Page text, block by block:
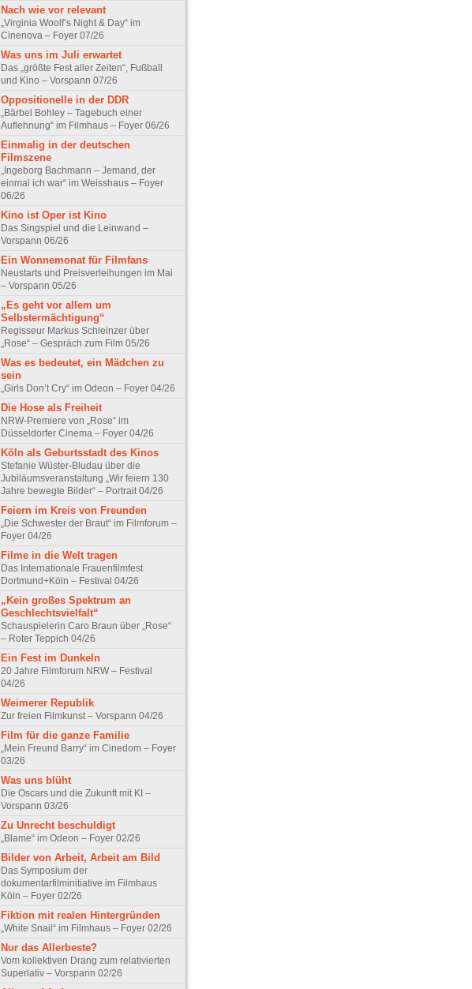
Nach wie vor relevant
„Virginia Woolf’s Night & Day“ im
Cinenova – Foyer 07/26
Was uns im Juli erwartet
Das „größte Fest aller Zeiten“, Fußball
und Kino – Vorspann 07/26
Oppositionelle in der DDR
„Bärbel Bohley – Tagebuch einer
Auflehnung“ im Filmhaus – Foyer 06/26
Einmalig in der deutschen
Filmszene
„Ingeborg Bachmann – Jemand, der
einmal ich war“ im Weisshaus – Foyer
06/26
Kino ist Oper ist Kino
Das Singspiel und die Leinwand –
Vorspann 06/26
Ein Wonnemonat für Filmfans
Neustarts und Preisverleihungen im Mai
– Vorspann 05/26
„Es geht vor allem um
Selbstermächtigung“
Regisseur Markus Schleinzer über
„Rose“ – Gespräch zum Film 05/26
Was es bedeutet, ein Mädchen zu
sein
„Girls Don’t Cry“ im Odeon – Foyer 04/26
Die Hose als Freiheit
NRW-Premiere von „Rose“ im
Düsseldorfer Cinema – Foyer 04/26
Köln als Geburtsstadt des Kinos
Stefanie Wüster-Bludau über die
Jubiläumsveranstaltung „Wir feiern 130
Jahre bewegte Bilder“ – Portrait 04/26
Feiern im Kreis von Freunden
„Die Schwester der Braut“ im Filmforum –
Foyer 04/26
Filme in die Welt tragen
Das Internationale Frauenfilmfest
Dortmund+Köln – Festival 04/26
„Kein großes Spektrum an
Geschlechtsvielfalt“
Schauspielerin Caro Braun über „Rose“
– Roter Teppich 04/26
Ein Fest im Dunkeln
20 Jahre Filmforum NRW – Festival
04/26
Weimerer Republik
Zur freien Filmkunst – Vorspann 04/26
Film für die ganze Familie
„Mein Freund Barry“ im Cinedom – Foyer
03/26
Was uns blüht
Die Oscars und die Zukunft mit KI –
Vorspann 03/26
Zu Unrecht beschuldigt
„Blame“ im Odeon – Foyer 02/26
Bilder von Arbeit, Arbeit am Bild
Das Symposium der
dokumentarfilminitiative im Filmhaus
Köln – Foyer 02/26
Fiktion mit realen Hintergründen
„White Snail“ im Filmhaus – Foyer 02/26
Nur das Allerbeste?
Vom kollektiven Drang zum relativierten
Superlativ – Vorspann 02/26